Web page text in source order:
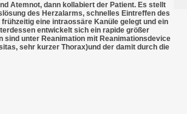
Atemnot, dann kollabiert der Patient. Es stellt
des Herzalarms, schnelles Eintreffen des
eine intraossäre Kanüle gelegt und ein
entwickelt sich ein rapide größer
sind unter Reanimation mit Reanimationsdevice
sehr kurzer Thorax)und der damit durch die